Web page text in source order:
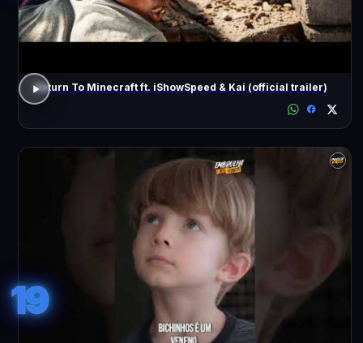
Return To Minecraft ft. iShowSpeed & Kai (official trailer)
19